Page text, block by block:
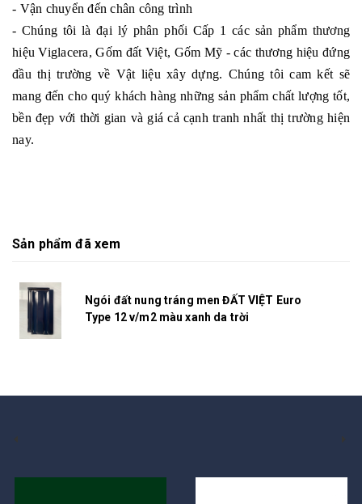
- Vận chuyển đến chân công trình
- Chúng tôi là đại lý phân phối Cấp 1 các sản phẩm thương
hiệu Viglacera, Gốm đất Việt, Gốm Mỹ - các thương hiệu đứng
đầu thị trường về Vật liệu xây dựng. Chúng tôi cam kết sẽ
mang đến cho quý khách hàng những sản phẩm chất lượng tốt,
bền đẹp với thời gian và giá cả cạnh tranh nhất thị trường hiện
nay.
Sản phẩm đã xem
Ngói đất nung tráng men ĐẤT VIỆT Euro
Type 12 v/m2 màu xanh da trời